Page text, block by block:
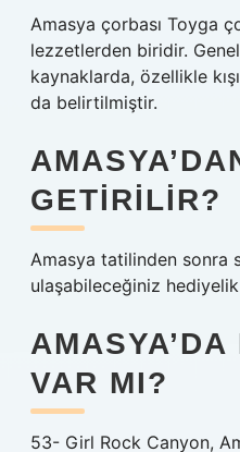
Amasya çorbası Toyga
lezzetlerden biridir.
kaynaklarda, özellikle
da belirtilmiştir.
GETIRILIR?
Amasya tatilinden sonra
ulaşabileceğiniz
VAR MI?
53- Girl Rock Canyon,